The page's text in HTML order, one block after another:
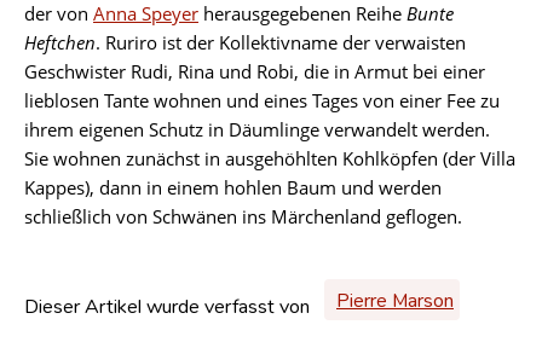
der von Anna Speyer herausgegebenen Reihe Bunte
Heftchen. Ruriro ist der Kollektivname der verwaisten
Geschwister Rudi, Rina und Robi, die in Armut bei einer
lieblosen Tante wohnen und eines Tages von einer Fee zu
ihrem eigenen Schutz in Däumlinge verwandelt werden.
Sie wohnen zunächst in ausgehöhlten Kohlköpfen (der Villa
Kappes), dann in einem hohlen Baum und werden
schließlich von Schwänen ins Märchenland geflogen.
Dieser Artikel wurde verfasst von Pierre Marson